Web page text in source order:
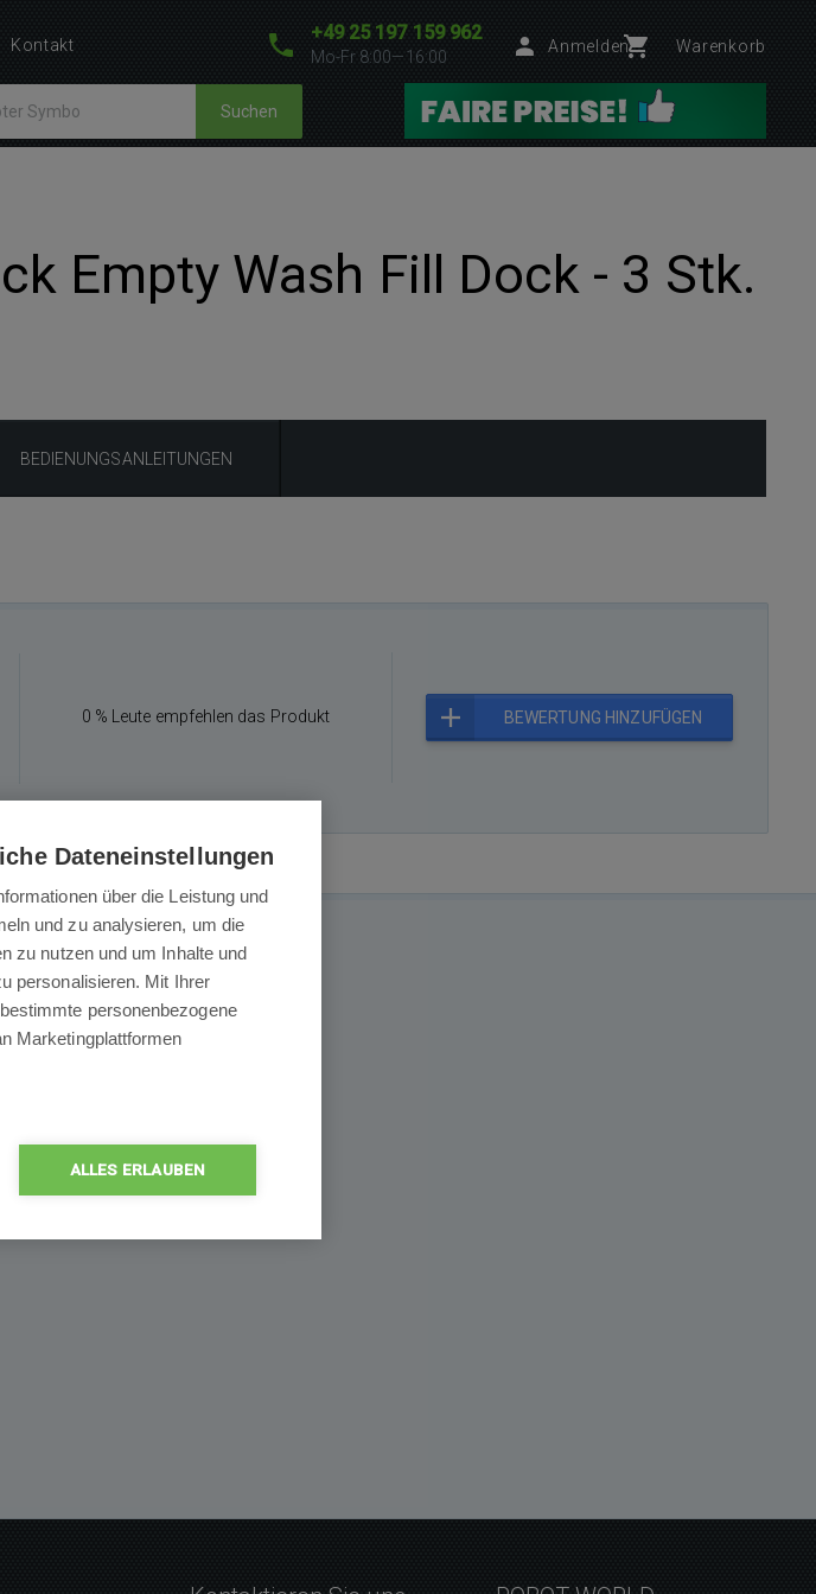
+49 25 197 159 962
Mo-Fr 8:00—16:00
Anmelden Warenkorb
Suchen
Empty Wash Fill Dock - 3 Stk.
BEDIENUNGSANLEITUNGEN
0 % Leute empfehlen das Produkt BEWERTUNG HINZUFÜGEN
interessieren
Kontakt
Dateneinstellungen
über die Leistung und
und zu analysieren, um die
zu nutzen und um Inhalte und
personalisieren. Mit Ihrer
personenbezogene
Marketingplattformen
ALLES ERLAUBEN